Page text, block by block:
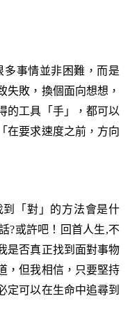
事情並非困難，而是
失敗，換個面向想想，
的工具「手」，都可以
在要求速度之前，方向
「對」的方法會是什
?或許吧！回首人生,不
是否真正找到面對事物
，但我相信，只要堅持
定可以在生命中追尋到